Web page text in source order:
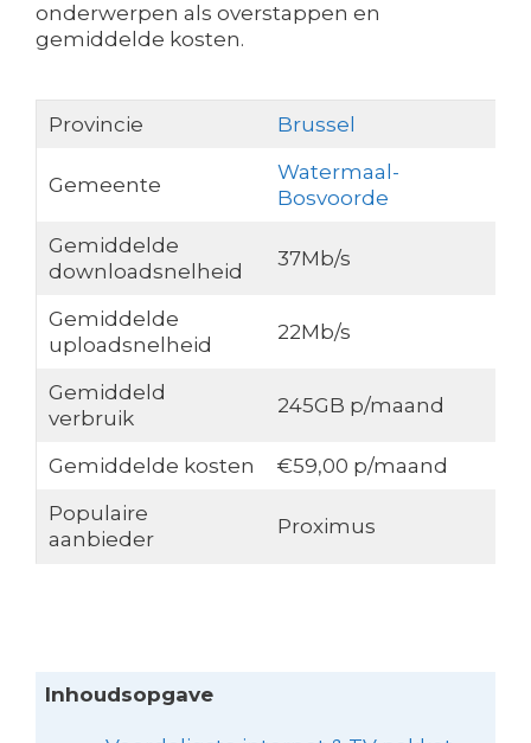
onderwerpen als overstappen en
gemiddelde kosten.
Provincie Brussel
Gemeente
Watermaal-
Bosvoorde
Gemiddelde
downloadsnelheid
37Mb/s
Gemiddelde
uploadsnelheid
22Mb/s
Gemiddeld
verbruik
245GB p/maand
Gemiddelde kosten
€59,00 p/maand
Populaire
aanbieder
Proximus
Inhoudsopgave